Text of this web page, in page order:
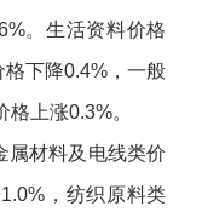
。生活资料价格
格下降0.4% ，一般
格上涨0.3%。
属材料及电线类价
1.0% ，纺织原料类